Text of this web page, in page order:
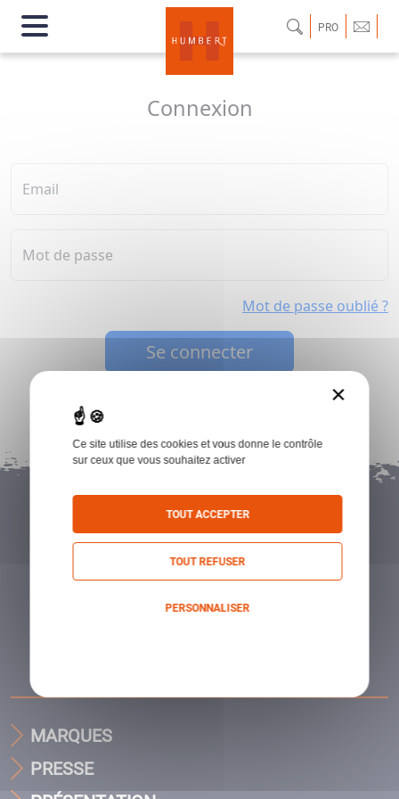
PRO
Connexion
Email
Mot de passe
Mot de passe oublié ?
Se connecter
MARQUES
PRESSE
×
Ce site utilise des cookies et vous donne le contrôle
sur ceux que vous souhaitez activer
TOUT ACCEPTER
TOUT REFUSER
PERSONNALISER